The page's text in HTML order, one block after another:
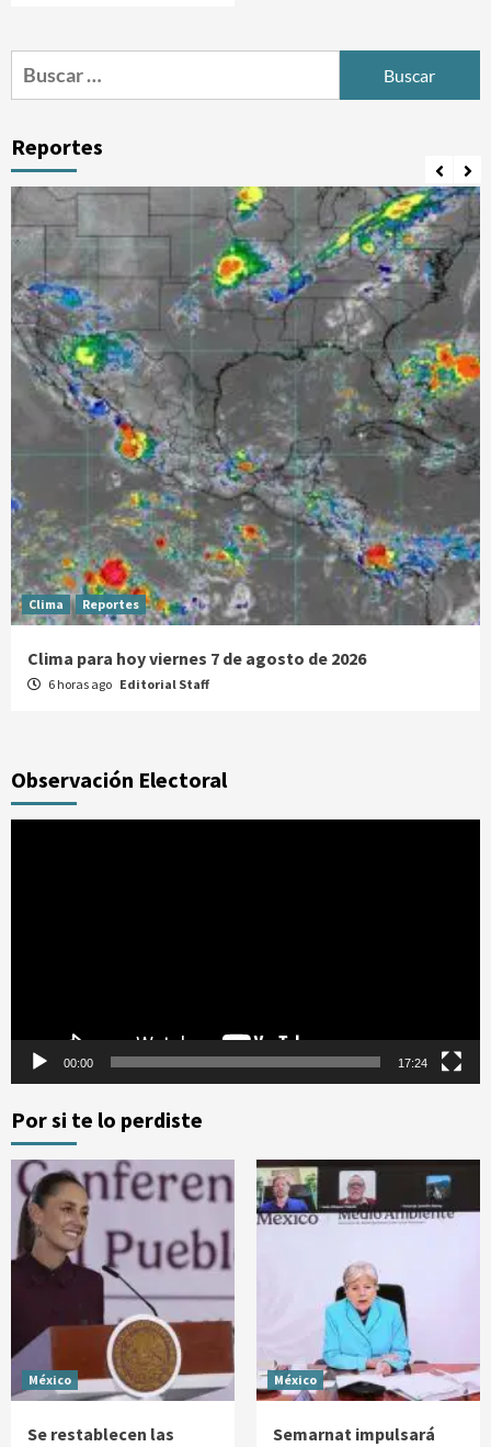
Buscar:
Reportes
Clima Reportes
Clima para hoy viernes 7 de agosto de 2026
6 horas ago Editorial Staff
Observación Electoral
00:00 17:24
Por si te lo perdiste
México
Se restablecen las
México
Semarnat impulsará